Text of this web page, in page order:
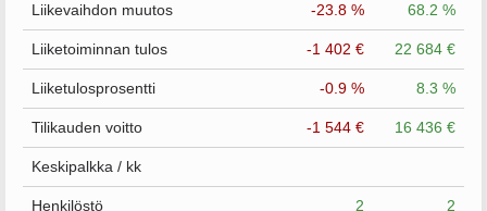
Liikevaihdon muutos -23.8 % 68.2 %
Liiketoiminnan tulos -1 402 € 22 684 €
Liiketulosprosentti -0.9 % 8.3 %
Tilikauden voitto -1 544 € 16 436 €
Keskipalkka / kk
Henkilöstö 2 2